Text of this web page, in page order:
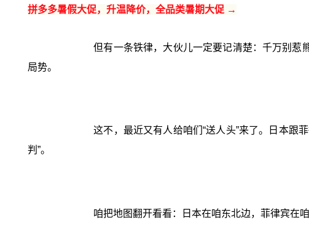
拼多多暑假大促，升温降价，全品类暑期大促 →
但有一条铁律，大伙儿一定要记清楚：千万别
局势。
这不，最近又有人给咱们“送人头”来了。日本跟
判”。
咱把地图翻开看看：日本在咱东北边，菲律宾在